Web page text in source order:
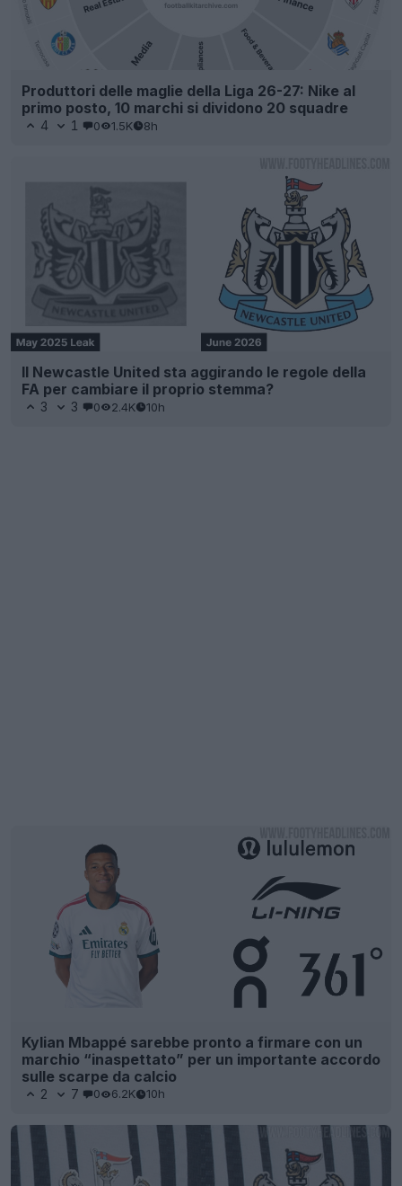
Produttori delle maglie della Liga 26-27: Nike al
primo posto, 10 marchi si dividono 20 squadre
4 1 0 1.5K 8h
Il Newcastle United sta aggirando le regole della
FA per cambiare il proprio stemma?
3 3 0 2.4K 10h
Kylian Mbappé sarebbe pronto a firmare con un
marchio “inaspettato” per un importante accordo
sulle scarpe da calcio
2 7 0 6.2K 10h